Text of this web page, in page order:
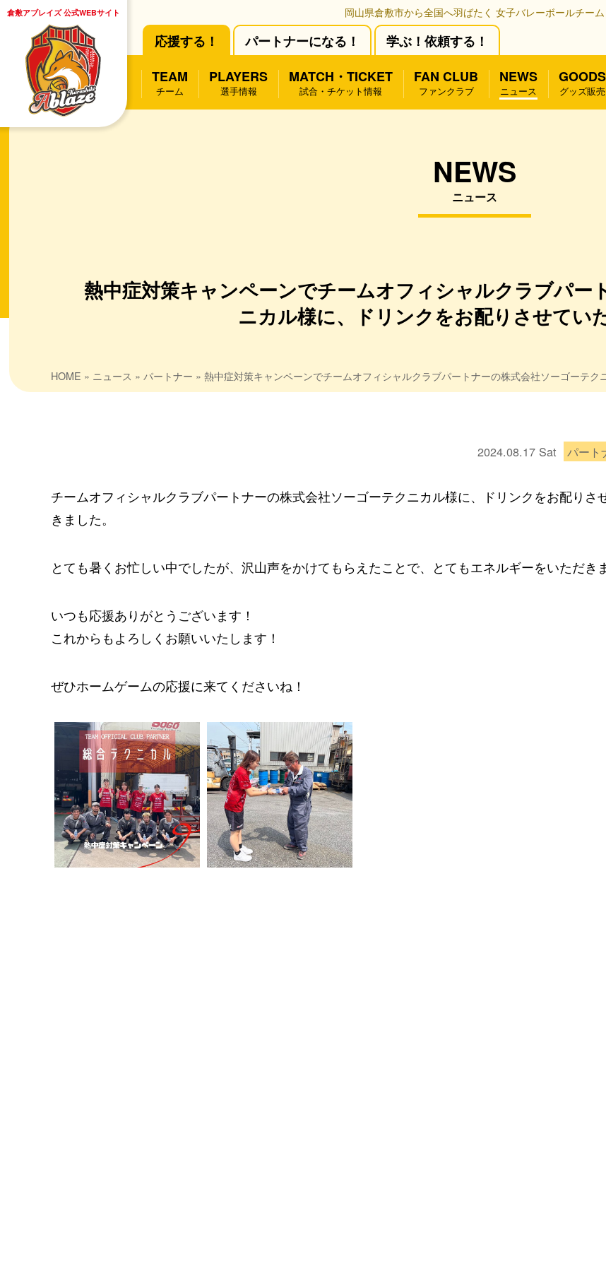
倉敷アブレイズ 公式WEBサイト 岡山県倉敷市から全国へ羽ばたく 女子バレーボールチーム
応援する！ パートナーになる！
学ぶ！依頼する！
TEAM
チーム
PLAYERS
選手情報
MATCH・TICKET
試合・チケット情報
FAN CLUB
ファンクラブ
NEWS
ニュース
GOODS
グッズ販売
NEWS
ニュース
熱中症対策キャンペーンでチームオフィシャルクラブパー
ニカル様に、ドリンクをお配りさせてい
HOME » ニュース » パートナー » 熱中症対策キャンペーンでチームオフィシャルクラブパートナーの株式会社ソーゴーテ
2024.08.17 Sat パート
チームオフィシャルクラブパートナーの株式会社ソーゴーテクニカル様に、ドリンクをお配りさ
きました。
とても暑くお忙しい中でしたが、沢山声をかけてもらえたことで、とてもエネルギーをいただき
いつも応援ありがとうございます！
これからもよろしくお願いいたします！
ぜひホームゲームの応援に来てくださいね！